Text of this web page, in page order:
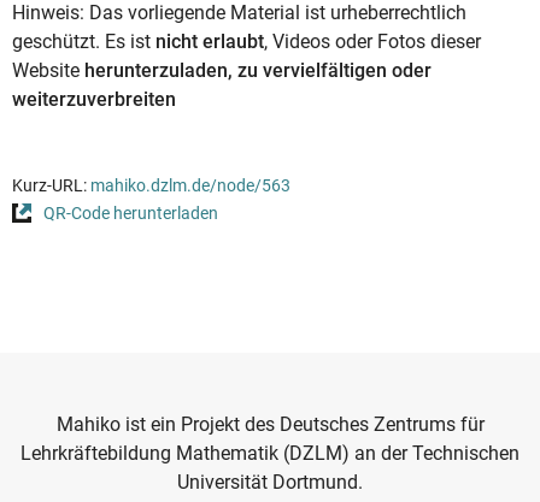
Hinweis: Das vorliegende Material ist urheberrechtlich
geschützt. Es ist nicht erlaubt, Videos oder Fotos dieser
Website herunterzuladen, zu vervielfältigen oder
weiterzuverbreiten
Kurz-URL: mahiko.dzlm.de/node/563
QR-Code herunterladen
Mahiko ist ein Projekt des Deutsches Zentrums für
Lehrkräftebildung Mathematik (DZLM) an der Technischen
Universität Dortmund.